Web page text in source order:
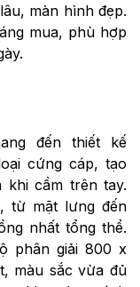
màn hình đẹp.
mua, phù hợp
đến thiết kế
cứng cáp, tạo
khi cầm trên tay.
từ mặt lưng đến
nhất tổng thể.
phân giải 800 x
màu sắc vừa đủ